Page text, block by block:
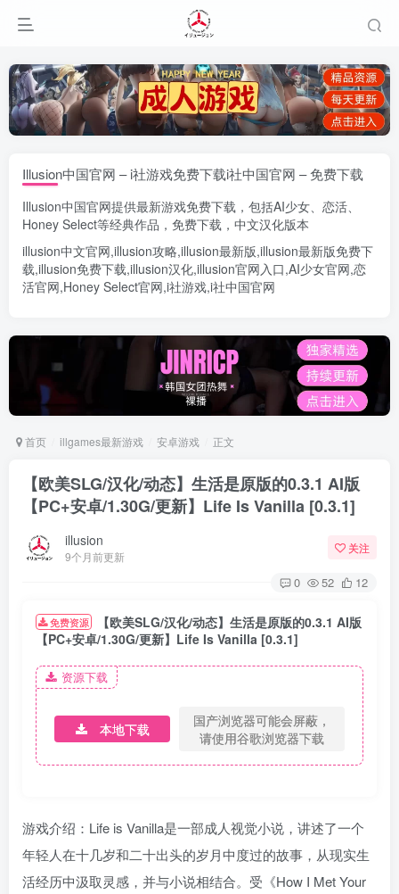
Illusion中国官网 – i社游戏免费下载i社中国官网 – 免费下载
Illusion中国官网提供最新游戏免费下载，包括AI少女、 恋活、
Honey Select等经典作品，免费下载，中文汉化版本
illusion中文官网,illusion攻略,illusion最新版,illusion最新版免费下
载,illusion免费下载,illusion汉化,illusion官网入口,AI少女官网,恋
活官网,Honey Select官网,i社游戏,i社中国官网
首页 illgames最新游戏 安卓游戏 正文
【欧美SLG/汉化/动态】生活是原版的0.3.1 AI版
【PC+安卓/1.30G/更新】Life Is Vanilla [0.3.1]
illusion
9个月前更新
关注
0 52 12
免费资源
【欧美SLG/汉化/动态】生活是原版的0.3.1 AI版
【PC+安卓/1.30G/更新】Life Is Vanilla [0.3.1]
资源下载
本地下载
国产浏览器可能会屏蔽，
请使用谷歌浏览器下载
游戏介绍：Life is Vanilla是一部成人视觉小说，讲述了一个
年轻人在十几岁和二十出头的岁月中度过的故事，从现实生
活经历中汲取灵感，并与小说相结合。受《How I Met Your